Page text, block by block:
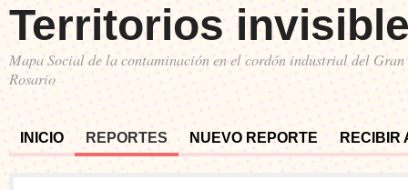
Territorios
Mapa Social de la contaminación en el cordón industrial del Gran
Rosario
INICIO REPORTES NUEVO REPORTE RECIBIR